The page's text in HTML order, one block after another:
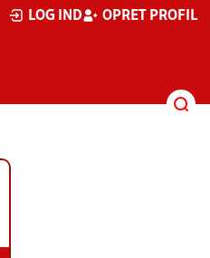
LOG IND OPRET PROFIL